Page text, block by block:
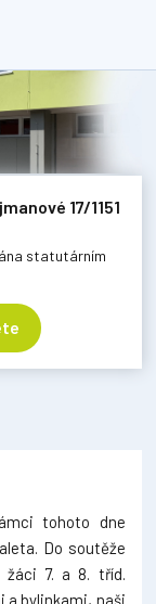
17/1151
statutárním
tohoto dne
Do soutěže
7. a 8. tříd.
a bylinkami, naši